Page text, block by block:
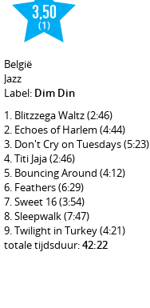
3,50
(1)
België
Jazz
Label: Dim Din
Blitzzega Waltz(2:46)
Echoes of Harlem (4:44)
Don't Cry on Tuesdays(5:23)
Titi Jaja(2:46)
Bouncing Around (4:12)
Feathers(6:29)
Sweet 16(3:54)
Sleepwalk(7:47)
Twilight in Turkey(4:21)
totale tijdsduur:42:22